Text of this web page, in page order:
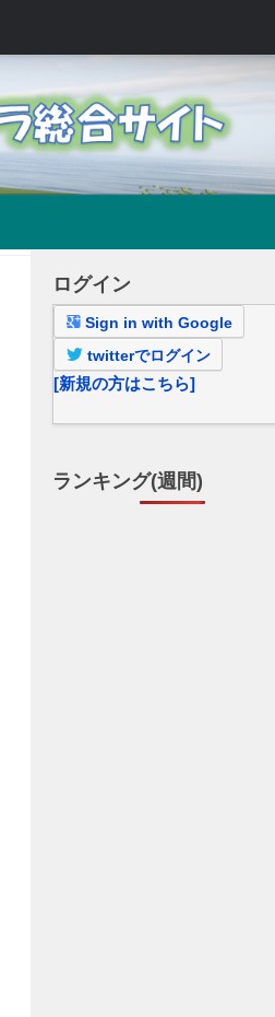
ログイン
Sign in with Google
twitterでログイン
[新規の方はこちら]
ランキング(週間)